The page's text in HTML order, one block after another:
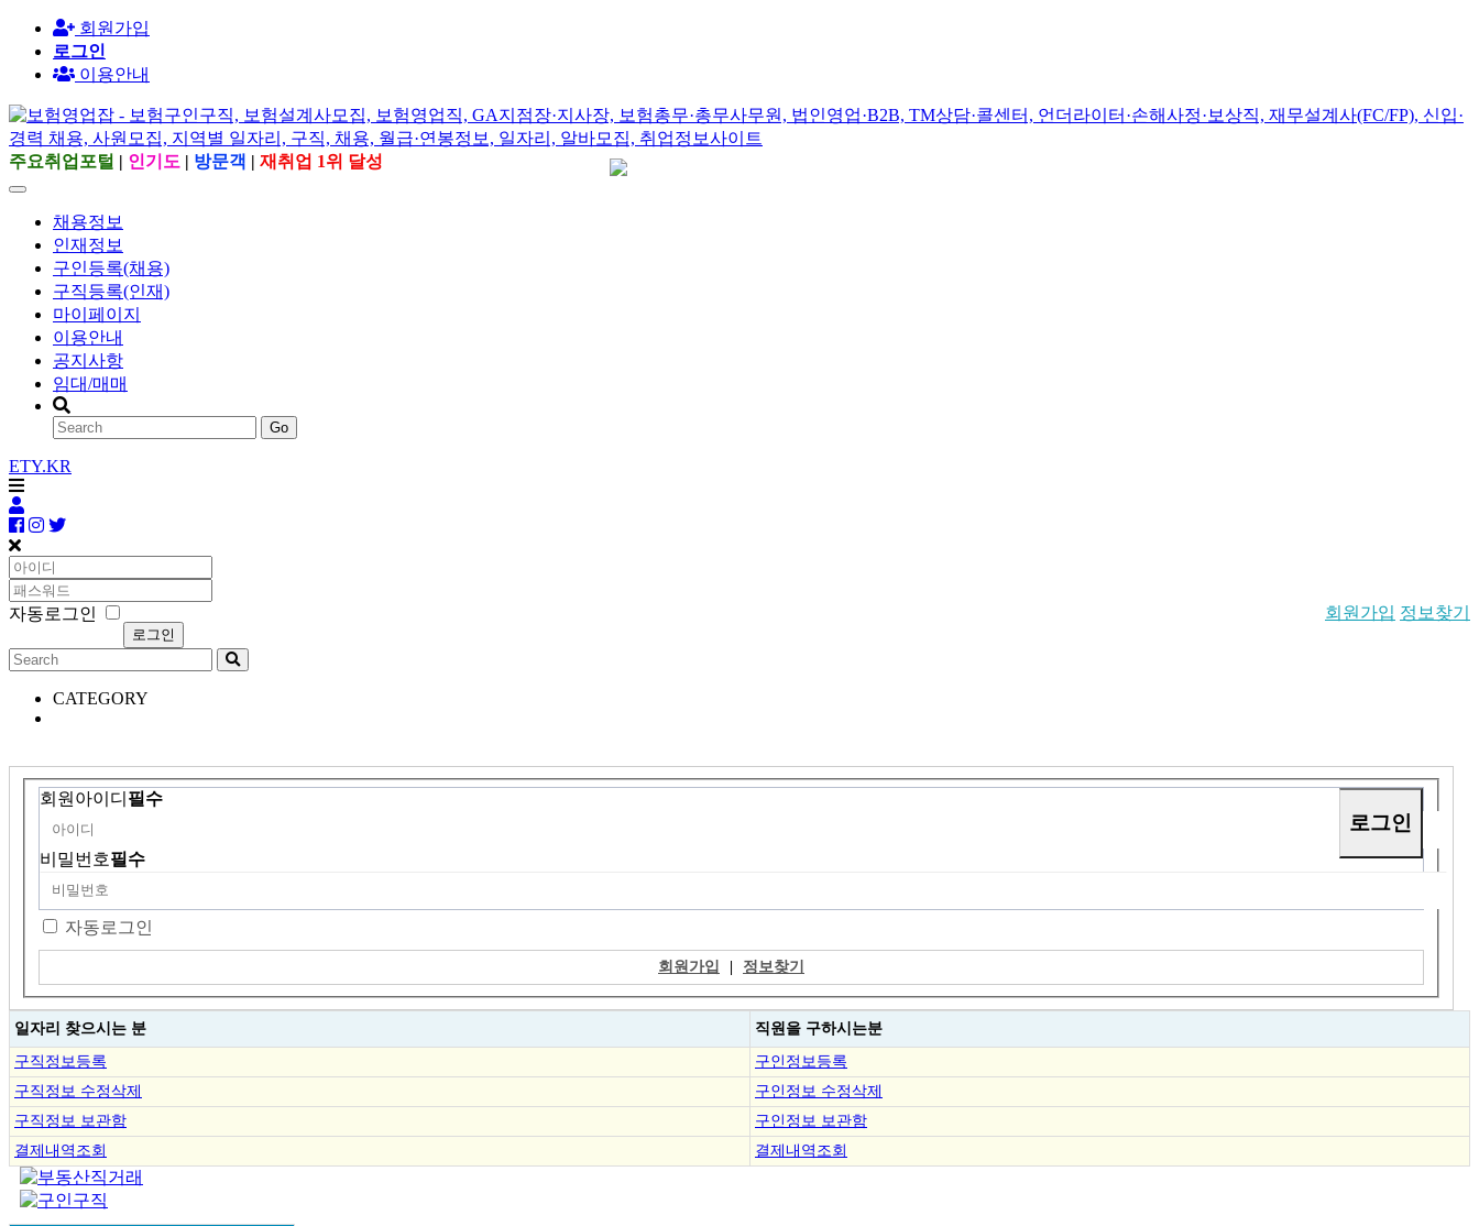
회원가입
로그인
이용안내
주요취업포털 | 인기도 | 방문객 | 재취업 1위 달성
채용정보
인재정보
구인등록(채용)
구직등록(인재)
마이페이지
이용안내
공지사항
임대/매매
Go
ETY.KR
자동로그인 회원가입 정보찾기
CATEGORY
회원아이디 필수
비밀번호필수
자동로그인
회원가입 | 정보찾기
일자리 찾으시는 분 직원을 구하시는분
구직정보등록
구인정보등록
구직정보 수정삭제
구인정보 수정삭제
구직정보 보관함
구인정보 보관함
결제내역조회
결제내역조회